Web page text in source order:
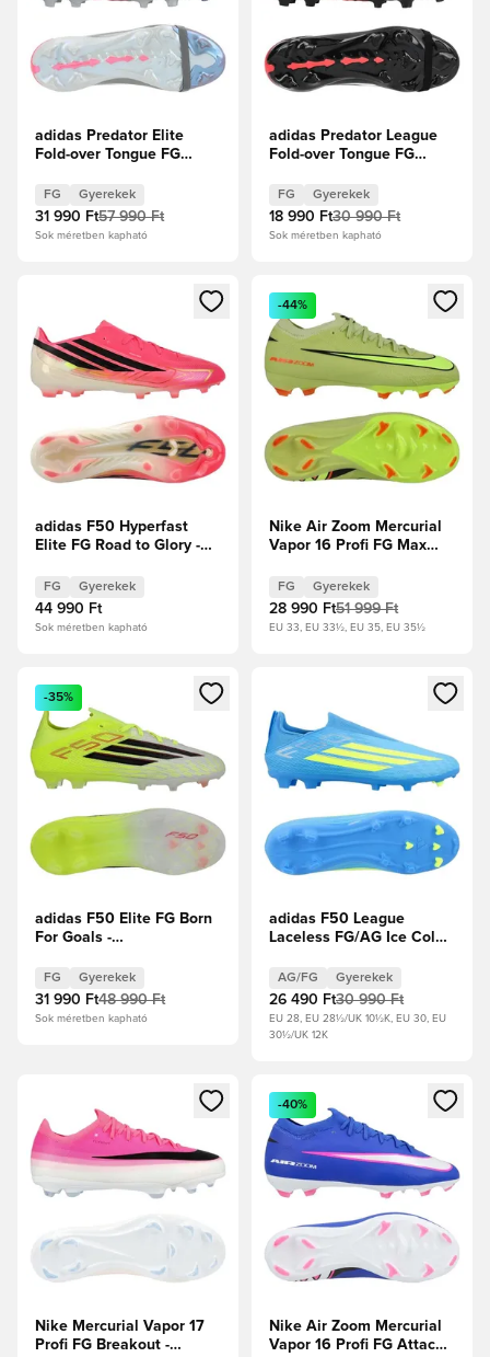
adidas Predator Elite
Fold-over Tongue FG
Vasfém/Fehér cipők/
Élénkpiros Gyerek
FG Gyerekek
31 990 Ft57 990 Ft
Sok méretben kapható
adidas Predator League
Fold-over Tongue FG
Black/Fehér cipők/
Élénkpiros Gyerek
FG Gyerekek
18 990 Ft30 990 Ft
Sok méretben kapható
Megnyit egy modált a bejelentkezéshez vagy a tagként
adidas F50 Hyperfast
Elite FG Road to Glory -
Black/Arany metál Gyerek
FG Gyerekek
44 990 Ft
Sok méretben kapható
Megnyit egy modált a
-44%
Nike Air Zoom Mercurial
Vapor 16 Profi FG Max
Reflektorfényben/Volt/Hyper
Crimson Gyerek
FG Gyerekek
28 990 Ft51 999 Ft
EU 33, EU 33½, EU 35, EU 35½
Megnyit egy modált a bejelentkezéshez vagy a tagként
-35%
adidas F50 Elite FG Born
For Goals -
Élénkpiros Gyerek
FG Gyerekek
31 990 Ft48 990 Ft
Sok méretben kapható
Megnyit egy modált a
adidas F50 League
Laceless FG/AG Ice Cold
Blue/Napsárga/Világos
szolgálati akva Gyerek
AG/FG Gyerekek
26 490 Ft30 990 Ft
EU 28, EU 28½/UK 10½K, EU 30, EU
30½/UK 12K
Megnyit egy modált a bejelentkezéshez vagy a tagként
Nike Mercurial Vapor 17
Profi FG Breakout -
Megnyit egy modált a
-40%
Nike Air Zoom Mercurial
Vapor 16 Profi FG Attack -